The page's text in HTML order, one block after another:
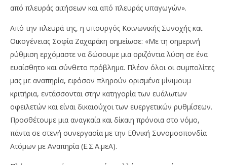
από πλευράς αιτήσεων και από πλευράς υπαγωγών».
Από την πλευρά της, η υπουργός Κοινωνικής Συνοχής και
Οικογένειας Σοφία Ζαχαράκη σημείωσε: «Με τη σημερινή
ρύθμιση ερχόμαστε να δώσουμε μια οριζόντια λύση σε ένα
ευαίσθητο και σύνθετο πρόβλημα. Πλέον όλοι οι συμπολίτες
μας με αναπηρία, εφόσον πληρούν ορισμένα μίνιμουμ
κριτήρια, εντάσσονται στην κατηγορία των ευάλωτων
οφειλετών και είναι δικαιούχοι των ευεργετικών ρυθμίσεων.
Προσθέτουμε μια αναγκαία και δίκαιη πρόνοια στο νόμο,
πάντα σε στενή συνεργασία με την Εθνική Συνομοσπονδία
Ατόμων με Αναπηρία (Ε.Σ.Α.μεΑ).